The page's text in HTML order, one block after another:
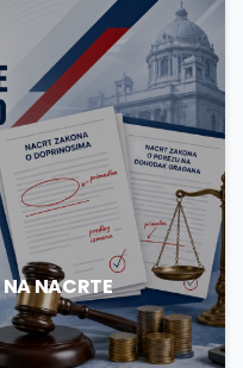
3 0
NACRTE